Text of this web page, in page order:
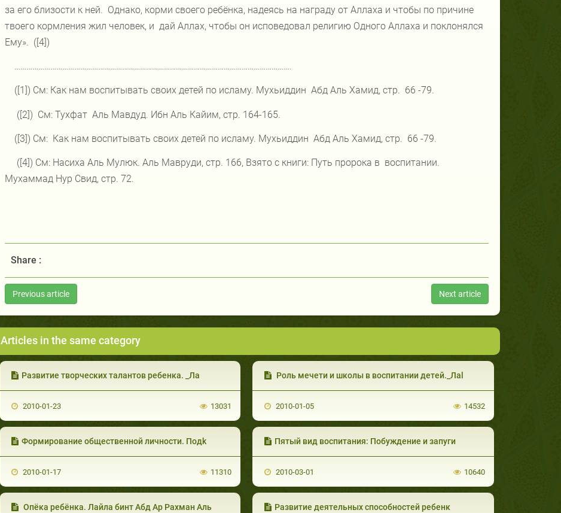
за его близости к ней. Однако, корми своего ребёнка, надеясь на награду от Аллаха и чтобы по причине
твоего кормления жил человек, и дай Аллах, чтобы он исповедовал религию Одного Аллаха и поклонялся
Ему». ([4])
………………………………………………………………………………………………………………………….
([1]) См: Как нам воспитывать своих детей по исламу. Мухьиддин Абд Аль Хамид, стр. 66 -79.
([2]) См: Тухфат Аль Мавдуд. Ибн Аль Кайим, стр. 164-165.
([3]) См: Как нам воспитывать своих детей по исламу. Мухьиддин Абд Аль Хамид, стр. 66 -79.
([4]) См: Насиха Аль Мулюк. Аль Мавруди, стр. 166, Взято с книги: Путь пророка в воспитании.
Мухаммад Нур Свид, стр. 72.
Share :
Previous article Next article
Articles in the same category
Развитие творческих талантов ребенка. _Ла
2010-01-23 13031
Роль мечети и школы в воспитании детей._Лаl
2010-01-05 14532
Формирование общественной личности. Подk
2010-01-17 11310
Пятый вид воспитания: Побуждение и запуги
2010-03-01 10640
Опёка ребёнка. Лайла бинт Абд Ар Рахман Аль Развитие деятельных способностей ребенк